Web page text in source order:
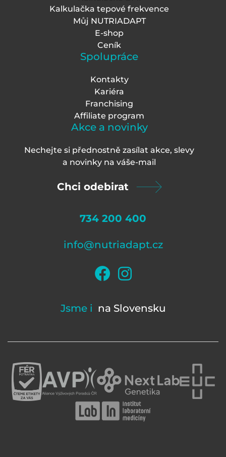
Kalkulačka tepové frekvence
Můj NUTRIADAPT
E-shop
Ceník
Spolupráce
Kontakty
Kariéra
Franchising
Affiliate program
Akce a novinky
Nechejte si přednostně zasílat akce, slevy
a novinky na váše-mail
Chci odebirat
734 200 400
info@nutriadapt.cz
Jsme i na Slovensku